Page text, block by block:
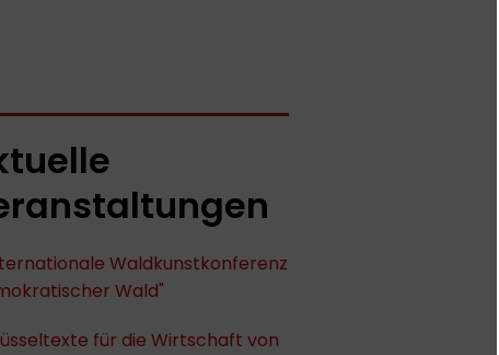
Waldkunstkonferenz
Wald"
für die Wirtschaft von